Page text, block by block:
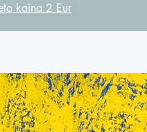
kaina 2 Eur